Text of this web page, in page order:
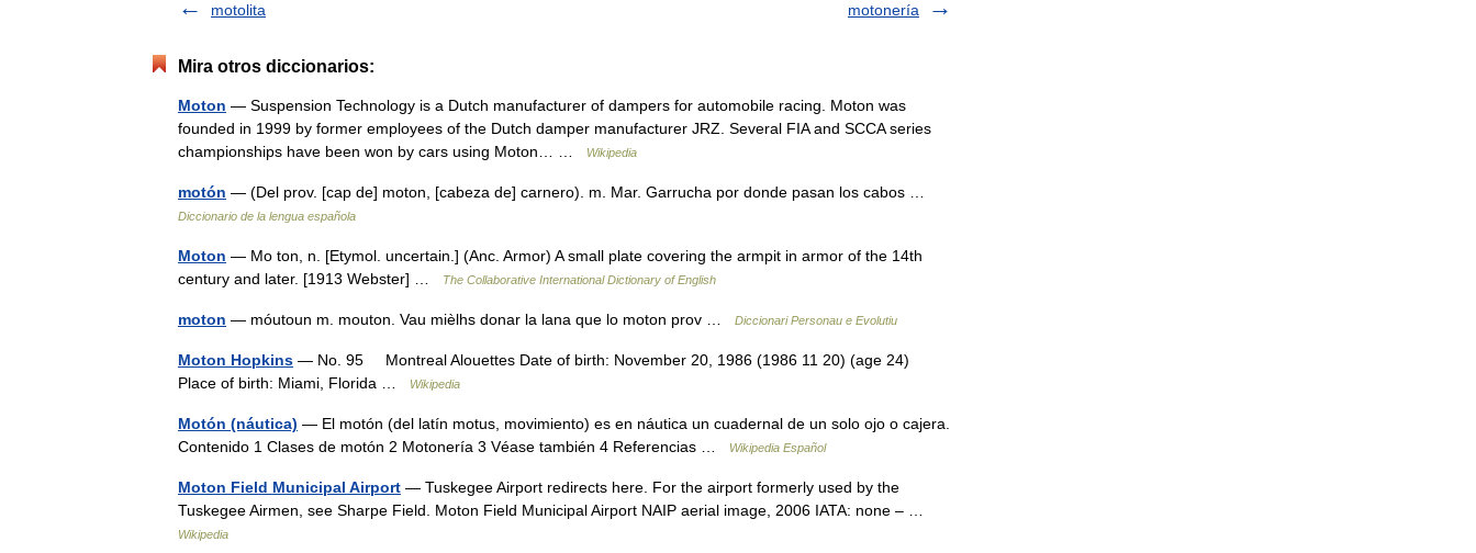
motolita motonería
Mira otros diccionarios:
Moton — Suspension Technology is a Dutch manufacturer of dampers for automobile racing. Moton was
founded in 1999 by former employees of the Dutch damper manufacturer JRZ. Several FIA and SCCA series
championships have been won by cars using Moton… …
Wikipedia
motón — (Del prov. [cap de] moton, [cabeza de] carnero). m. Mar. Garrucha por donde pasan los cabos …
Diccionario de la lengua española
Moton — Mo ton, n. [Etymol. uncertain.] (Anc. Armor) A small plate covering the armpit in armor of the 14th
century and later. [1913 Webster] …
The Collaborative International Dictionary of English
moton — móutoun m. mouton. Vau mièlhs donar la lana que lo moton prov … Diccionari Personau e Evolutiu
Moton Hopkins — No. 95 Montreal Alouettes Date of birth: November 20, 1986 (1986 11 20) (age 24)
Place of birth: Miami, Florida …
Wikipedia
Motón (náutica) — El motón (del latín motus, movimiento) es en náutica un cuadernal de un solo ojo o cajera.
Contenido 1 Clases de motón 2 Motonería 3 Véase también 4 Referencias …
Wikipedia Español
Moton Field Municipal Airport — Tuskegee Airport redirects here. For the airport formerly used by the
Tuskegee Airmen, see Sharpe Field. Moton Field Municipal Airport NAIP aerial image, 2006 IATA: none – …
Wikipedia